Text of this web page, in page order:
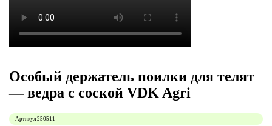
Особый держатель поилки для телят
— ведра с соской VDK Agri
Артикул250511